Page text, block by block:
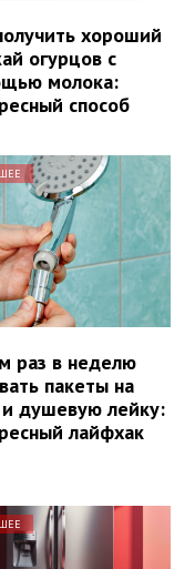
хороший
огурцов с
молока:
способ
раз в неделю
пакеты на
и душевую лейку:
лайфхак